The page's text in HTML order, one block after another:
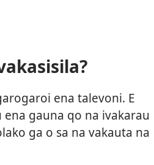
ena talevoni. E
ena gauna qo na ivakarau
ga o sa na vakauta na